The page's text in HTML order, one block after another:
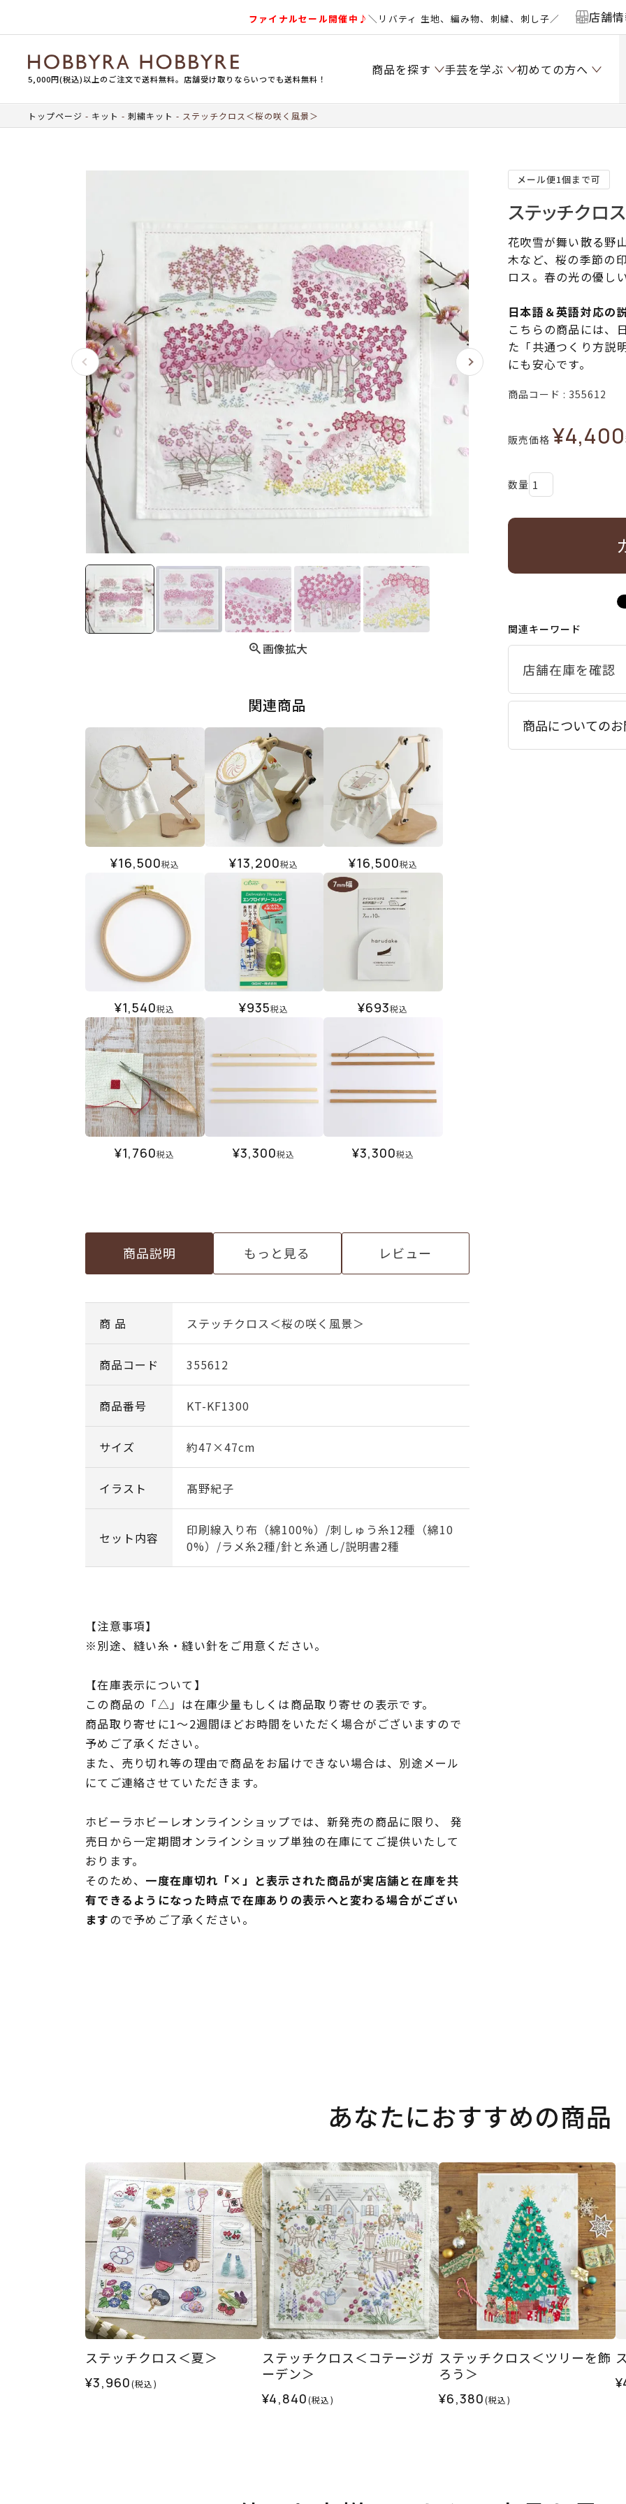
ファイナルセール開催中♪＼リバティ 生地、編み物、刺繍、刺し子／ 店舗
5,000円(税込)以上のご注文で送料無料。店舗受け取りならいつでも送料無料！
商品を探す 手芸を学ぶ 初めての方へ
トップページ キット 刺繍キット ステッチクロス＜桜の咲く風景＞
画像拡大
関連商品
¥16,500税込 ¥13,200税込 ¥16,500税込
¥1,540税込 ¥935税込 ¥693税込
¥1,760税込 ¥3,300税込 ¥3,300税込
商品説明 もっと見る レビュー
商 品 ステッチクロス＜桜の咲く風景＞
商品コード 355612
商品番号 KT-KF1300
サイズ 約47×47cm
イラスト 髙野紀子
セット内容
印刷線入り布（綿100%）/刺しゅう糸12種（綿10
0%）/ラメ糸2種/針と糸通し/説明書2種
【注意事項】
※別途、縫い糸・縫い針をご用意ください。
【在庫表示について】
この商品の「△」は在庫少量もしくは商品取り寄せの表示です。
商品取り寄せに1～2週間ほどお時間をいただく場合がございますので
予めご了承ください。
また、売り切れ等の理由で商品をお届けできない場合は、別途メール
にてご連絡させていただきます。
ホビーラホビーレオンラインショップでは、新発売の商品に限り、 発
売日から一定期間オンラインショップ単独の在庫にてご提供いたして
おります。
そのため、 一度在庫切れ「×」と表示された商品が実店舗と在庫を共
有できるようになった時点で在庫ありの表示へと変わる場合がござい
ますので予めご了承ください。
メール便1個まで可
ステッチクロ
花吹雪が舞い散る野
木など、桜の季節の
ロス。春の光の優し
日本語＆英語対応の
こちらの商品には、
た「共通つくり方説
にも安心です。
商品コード 355612
販売価格 ¥4,400
関連キーワード
商品についての
あなたにおすすめの商品
ステッチクロス＜夏＞
¥3,960(税込)
ステッチクロス＜コテージガ
ーデン＞
¥4,840(税込)
ステッチクロス＜ツリーを飾
ろう＞
¥6,380(税込)